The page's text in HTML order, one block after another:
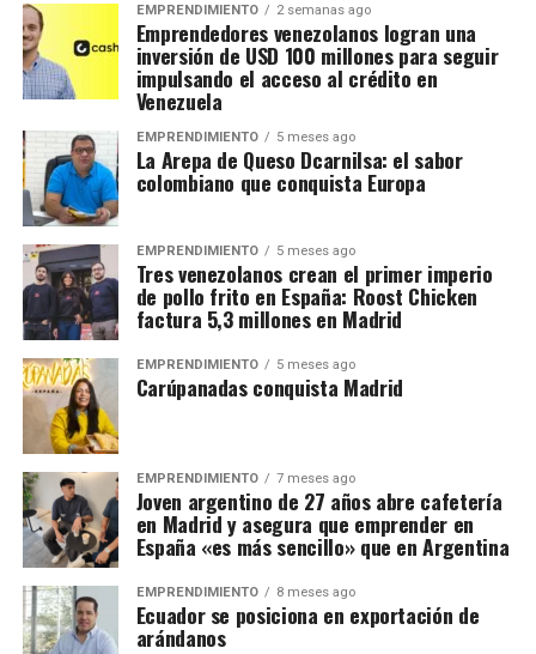
EMPRENDIMIENTO 2 semanas ago
Emprendedores venezolanos logran una
inversión de USD 100 millones para seguir
impulsando el acceso al crédito en
Venezuela
EMPRENDIMIENTO 5 meses ago
La Arepa de Queso Dcarnilsa: el sabor
colombiano que conquista Europa
EMPRENDIMIENTO 5 meses ago
Tres venezolanos crean el primer imperio
de pollo frito en España: Roost Chicken
factura 5,3 millones en Madrid
EMPRENDIMIENTO 5 meses ago
Carúpanadas conquista Madrid
EMPRENDIMIENTO 7 meses ago
Joven argentino de 27 años abre cafetería
en Madrid y asegura que emprender en
España «es más sencillo» que en Argentina
EMPRENDIMIENTO 8 meses ago
Ecuador se posiciona en exportación de
arándanos